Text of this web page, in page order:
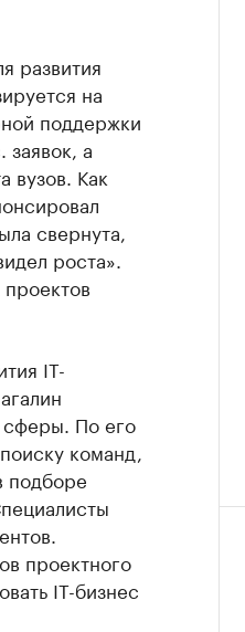
развития
на
поддержки
заявок, а
вузов. Как
свернута,
роста».
IT-
сферы. По его
команд,
подборе
проектного
IT-бизнес